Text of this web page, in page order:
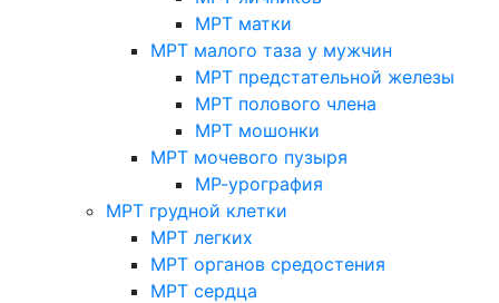
МРТ матки
МРТ малого таза у мужчин
МРТ предстательной железы
МРТ полового члена
МРТ мошонки
МРТ мочевого пузыря
МР-урография
МРТ грудной клетки
МРТ легких
МРТ органов средостения
МРТ сердца